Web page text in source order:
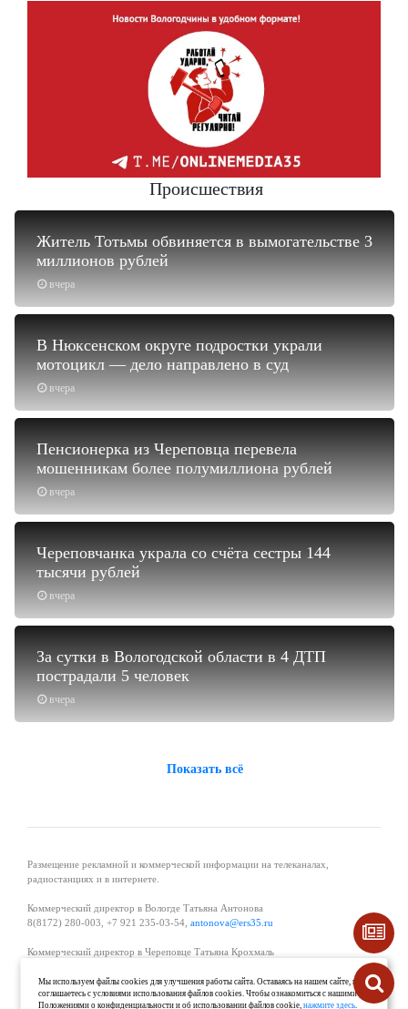
Происшествия
вчера
Житель Тотьмы обвиняется в вымогательстве 3
миллионов рублей
вчера
В Нюксенском округе подростки украли
мотоцикл — дело направлено в суд
вчера
Пенсионерка из Череповца перевела
мошенникам более полумиллиона рублей
вчера
Череповчанка украла со счёта сестры 144
тысячи рублей
вчера
За сутки в Вологодской области в 4 ДТП
пострадали 5 человек
Показать всё
Размещение рекламной и коммерческой информации на телеканалах,
радиостанциях и в интернете.
Коммерческий директор в Вологде Татьяна Антонова
8(8172) 280-003, +7 921 235-03-54, antonova@ers35.ru
Коммерческий директор в Череповце Татьяна Крохмаль
Начальник отдела рекламы в Великом Устюге Екатерина Вьюжанина 8(81738)
Мы используем файлы cookies для улучшения работы сайта. Оставаясь на нашем сайте, вы
соглашаетесь с условиями использования файлов cookies. Чтобы ознакомиться с нашими
Положениями о конфиденциальности и об использовании файлов cookie,нажмите здесь.